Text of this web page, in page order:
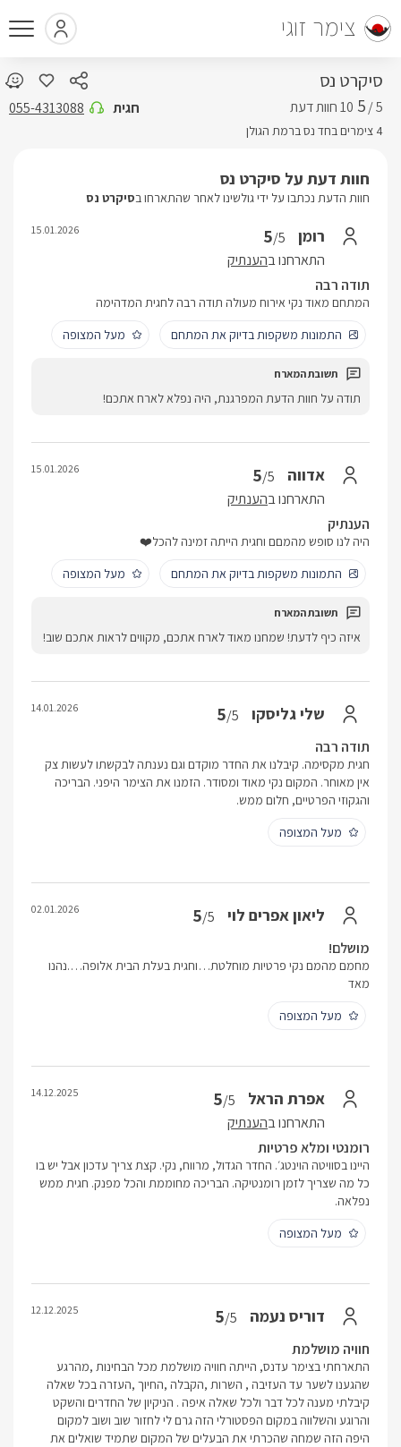
צימר זוגי
סיקרט נס
5 /
5
4 צימרים בחד נס ברמת הגולן
חגית 055-4313088
חוות דעת על סיקרט נס
חוות הדעת נכתבו על ידי גולשינו לאחר שהתארחו בסיקרט נס
רומן 5/5
התארחנו בהענתיק
15.01.2026
תודה רבה
המתחם מאוד נקי אירוח מעולה תודה רבה לחגית המדהימה
התמונות משקפות בדיוק את המתחם
מעל המצופה
תודה על חוות הדעת המפרגנת, היה נפלא לארח אתכם!
אדווה 5/5
התארחנו בהענתיק
15.01.2026
הענתיק
היה לנו סופש מהמםם וחגית הייתה זמינה להכל❤️
התמונות משקפות בדיוק את המתחם
מעל המצופה
איזה כיף לדעת! שמחנו מאוד לארח אתכם, מקווים לראות אתכם שוב!
שלי גליסקו 5/5
14.01.2026
תודה רבה
חגית מקסימה. קיבלנו את החדר מוקדם וגם נענתה לבקשתו לעשות צק
אין מאוחר. המקום נקי מאוד ומסודר. הזמנו את הצימר היפני. הבריכה
והגקוזי הפרטיים, חלום ממש.
מעל המצופה
ליאון אפרים לוי 5/5
02.01.2026
מושלם!
מחמם מהמם נקי פרטיות מוחלטת…וחגית בעלת הבית אלופה….נהנו
מאד
מעל המצופה
אפרת הראל 5/5
התארחנו בהענתיק
14.12.2025
רומנטי ומלא פרטיות
היינו בסוויטה הוינטג׳. החדר הגדול, מרווח, נקי. קצת צריך עדכון אבל יש בו
כל מה שצריך לזמן רומנטיקה. הבריכה מחוממת והכל מפנק. חגית ממש
נפלאה.
מעל המצופה
דוריס נעמה 5/5
12.12.2025
חוויה מושלמת
התארחתי בצימר עדנס, הייתה חוויה מושלמת מכל הבחינות ,מהרגע
שהגענו לשער עד העזיבה , השרות ,הקבלה ,החיוך ,העזרה בכל שאלה
קיבלתי מענה לכל דבר ולכל שאלה איפה . הניקיון של החדרים והשקט
והרוגע והשלווה במקום הפסטורלי הזה גרם לי לחזור שוב ושוב למקום
היפה הזה שמחה שהכרתי את הבעלים של המקום שתמיד שואלים את